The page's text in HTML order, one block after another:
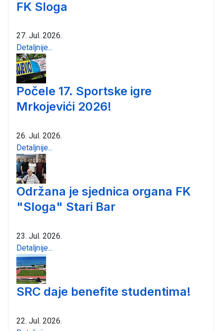
FK Sloga
27. Jul. 2026.
Detaljnije...
Počele 17. Sportske igre
Mrkojevići 2026!
26. Jul. 2026.
Detaljnije...
Održana je sjednica organa FK
"Sloga" Stari Bar
23. Jul. 2026.
Detaljnije...
SRC daje benefite studentima!
22. Jul. 2026.